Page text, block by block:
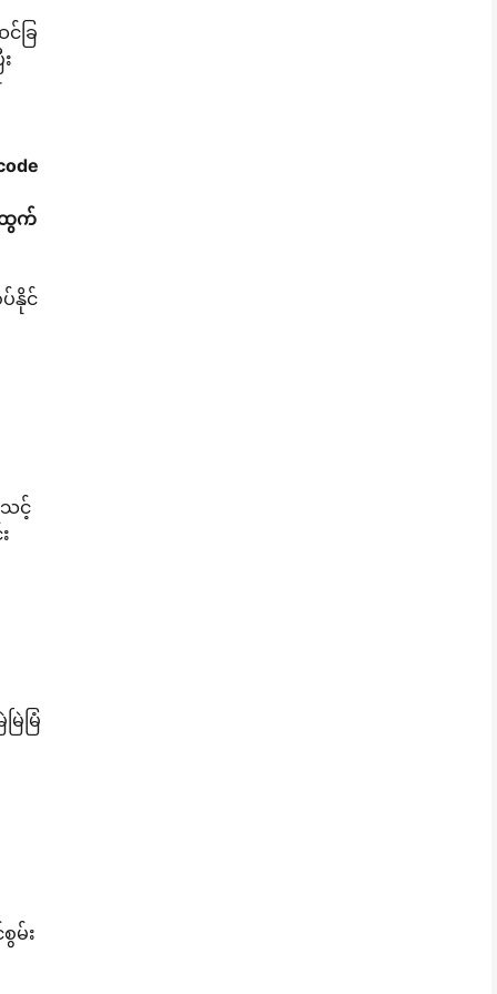
ခြ
ထွက်
နိုင်
သင့်
မြံ
မ်း